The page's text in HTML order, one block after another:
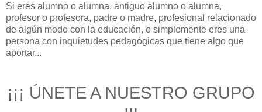
Si eres alumno o alumna, antiguo alumno o alumna,
profesor o profesora, padre o madre, profesional relacionado
de algún modo con la educación, o simplemente eres una
persona con inquietudes pedagógicas que tiene algo que
aportar...
¡¡¡ ÚNETE A NUESTRO GRUPO